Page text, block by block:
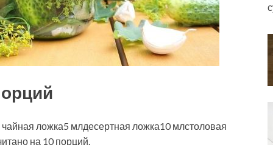
ложка5 млдесертная ложка10 млстоловая
на 10 порций.